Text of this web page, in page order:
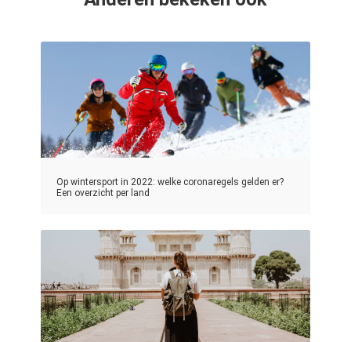
Op wintersport in 2022: welke coronaregels gelden er?
Een overzicht per land